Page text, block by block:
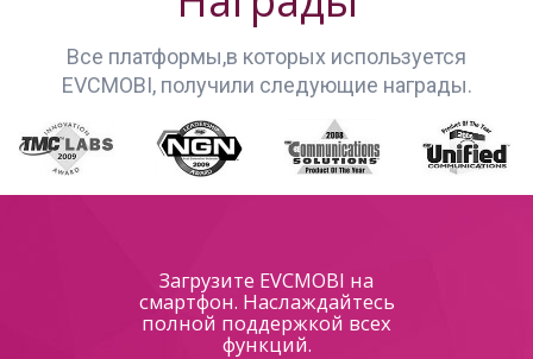
Все платформы,в которых используется
EVCMOBI, получили следующие награды.
Загрузите EVCMOBI на
смартфон. Наслаждайтесь
полной поддержкой всех
функций.